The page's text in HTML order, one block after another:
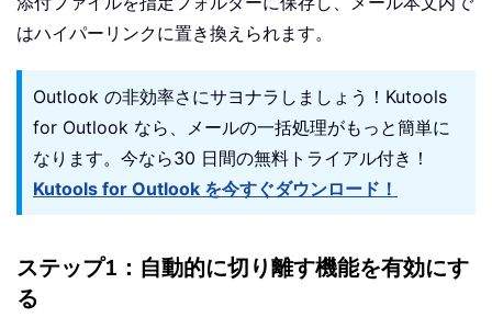
はハイパーリンクに置き換えられます。
Outlook の非効率さにサヨナラしましょう！Kutools
for Outlook なら、メールの一括処理がもっと簡単に
なります。今なら30 日間の無料トライアル付き！
Kutools for Outlook を今すぐダウンロード！
ステップ1：自動的に切り離す機能を有効にす
る